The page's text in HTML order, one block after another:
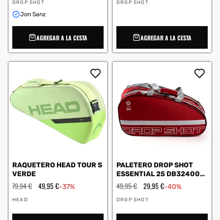
oferta
DROP SHOT
Jon Sanz
AGREGAR A LA CESTA
oferta
DROP SHOT
AGREGAR A LA CESTA
RAQUETERO HEAD TOUR S
VERDE
Precio
habitual
79,94 € Precio
49,95 €-37%
Proveedor:
HEAD
PALETERO DROP SHOT
ESSENTIAL 25 DB324001
ROJO
Precio
habitual
49,95 € Precio
oferta
29,95 €-40%
Proveedor:
DROP SHOT